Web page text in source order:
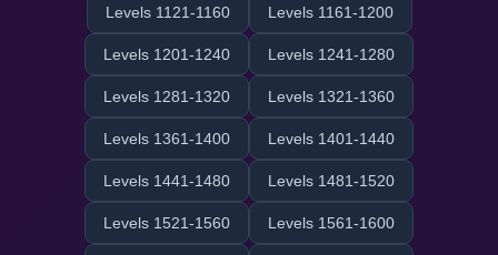
Levels 1121-1160 Levels 1161-1200
Levels 1201-1240 Levels 1241-1280
Levels 1281-1320 Levels 1321-1360
Levels 1361-1400 Levels 1401-1440
Levels 1441-1480 Levels 1481-1520
Levels 1521-1560 Levels 1561-1600